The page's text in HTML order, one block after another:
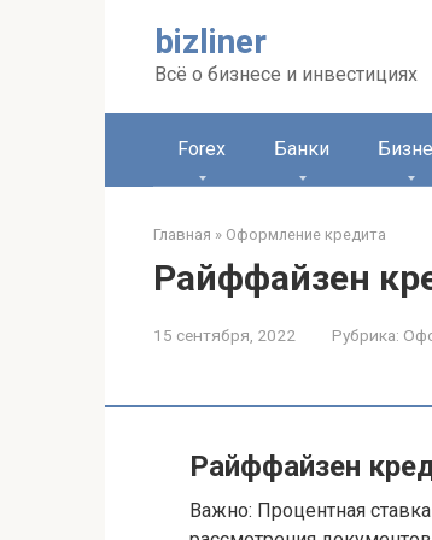
bizliner
Всё о бизнесе и инвестициях
Forex Банки
Главная » Оформление кредита
Райффайзен
15 сентября, 2022 Рубрика:
Райффайзен
Важно: Процентная